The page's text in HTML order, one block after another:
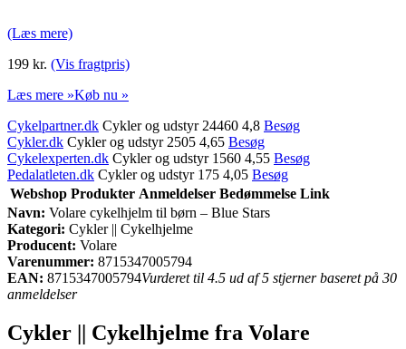
(Læs mere)
199 kr. (Vis fragtpris)
Læs mere »Køb nu »
Cykelpartner.dk Cykler og udstyr 24460 4,8 Besøg
Cykler.dk Cykler og udstyr 2505 4,65 Besøg
Cykelexperten.dk Cykler og udstyr 1560 4,55 Besøg
Pedalatleten.dk Cykler og udstyr 175 4,05 Besøg
Webshop Produkter Anmeldelser Bedømmelse Link
Navn: Volare cykelhjelm til børn – Blue Stars
Kategori: Cykler || Cykelhjelme
Producent: Volare
Varenummer: 8715347005794
EAN: 8715347005794Vurderet til 4.5 ud af 5 stjerner baseret på 30
anmeldelser
Cykler || Cykelhjelme fra Volare